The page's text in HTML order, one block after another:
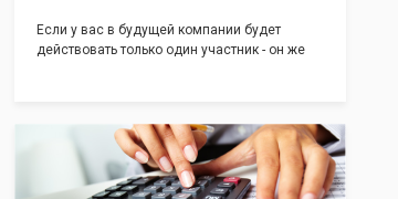
Если у вас в будущей компании будет
действовать только один участник - он же
грамотно составят данное заявление, а Вам
нужно будет только поставить подпись на